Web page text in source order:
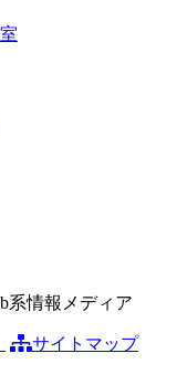
系情報メディア
サイトマップ